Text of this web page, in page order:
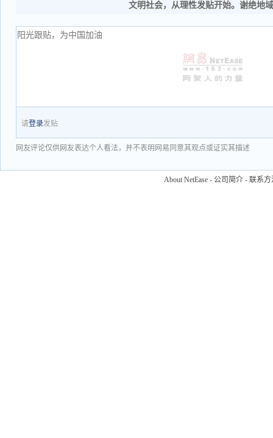
文明社会，从理性发贴开始。谢绝地
请登录发贴
网友评论仅供网友表达个人看法，并不表明网易同意其观点或证实其描述
About NetEase - 公司简介 - 联系方